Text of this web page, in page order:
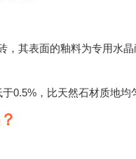
，其表面的釉料为专用水
0.5%，比天然石材质地均